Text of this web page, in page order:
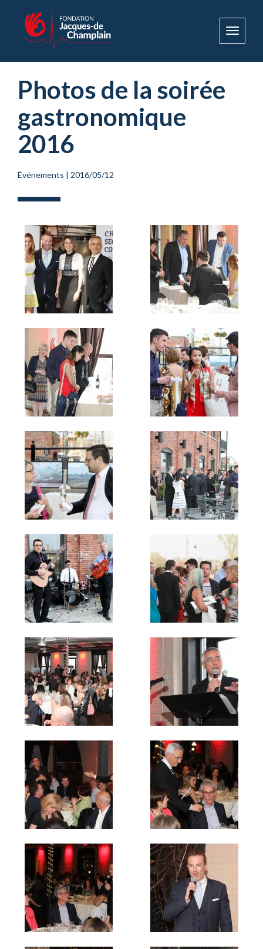
Toggle
Photos de la soirée
gastronomique
2016
Événements | 2016/05/12